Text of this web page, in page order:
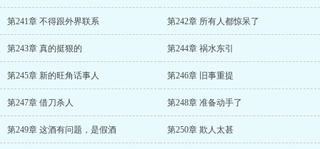
第241章 不得跟外界联系 第242章 所有人都惊呆了
第243章 真的挺狠的 第244章 祸水东引
第245章 新的旺角话事人 第246章 旧事重提
第247章 借刀杀人 第248章 准备动手了
第249章 这酒有问题，是假酒 第250章 欺人太甚